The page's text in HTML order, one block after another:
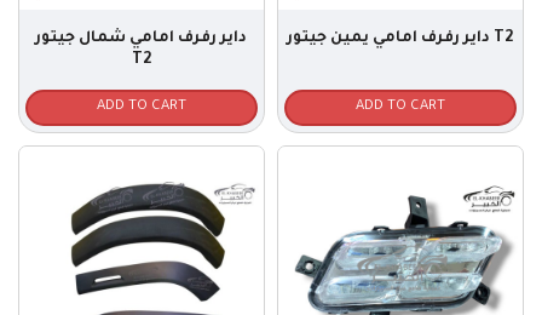
داير رفرف امامي شمال جيتور
T2
ADD TO CART
داير رفرف امامي يمين جيتور T2
ADD TO CART